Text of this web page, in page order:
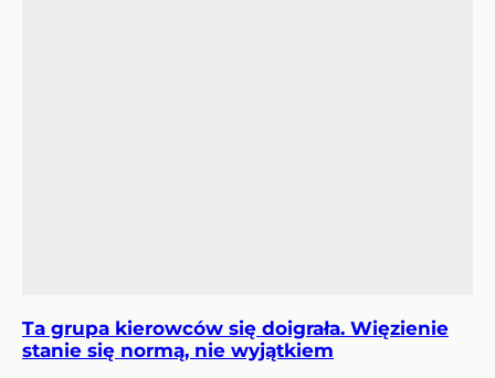
Ta grupa kierowców się doigrała. Więzienie
stanie się normą, nie wyjątkiem